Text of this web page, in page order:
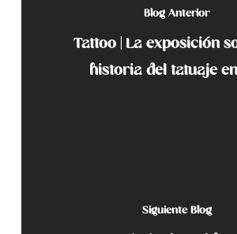
Blog Anterior
Tattoo | La exposición
historia del tatuaje en
Siguiente Blog